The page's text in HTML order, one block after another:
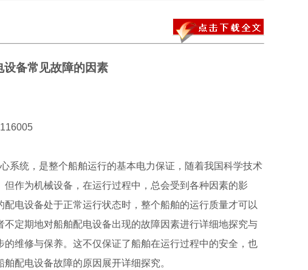
设备常见故障的因素
统，是整个船舶运行的基本电力保证，随着我国科学技术
作为机械设备，在运行过程中，总会受到各种因素的影
电设备处于正常运行状态时，整个船舶的运行质量才可以
定期地对船舶配电设备出现的故障因素进行详细地探究与
维修与保养。这不仅保证了船舶在运行过程中的安全，也
配电设备故障的原因展开详细探究。